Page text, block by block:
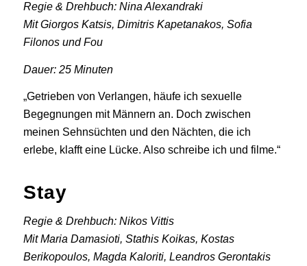
Regie & Drehbuch: Nina Alexandraki
Mit Giorgos Katsis, Dimitris Kapetanakos, Sofia
Filonos und Fou
Dauer: 25 Minuten
„Getrieben von Verlangen, häufe ich sexuelle
Begegnungen mit Männern an. Doch zwischen
meinen Sehnsüchten und den Nächten, die ich
erlebe, klafft eine Lücke. Also schreibe ich und filme.“
Stay
Regie & Drehbuch: Nikos Vittis
Mit Maria Damasioti, Stathis Koikas, Kostas
Berikopoulos, Magda Kaloriti, Leandros Gerontakis